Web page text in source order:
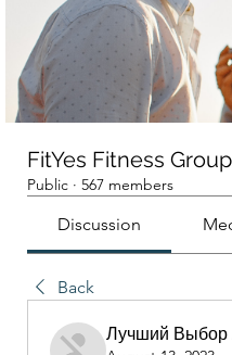
FitYes Fitness Group
Public · 567 members
Discussion
Back
Лучший Выбор